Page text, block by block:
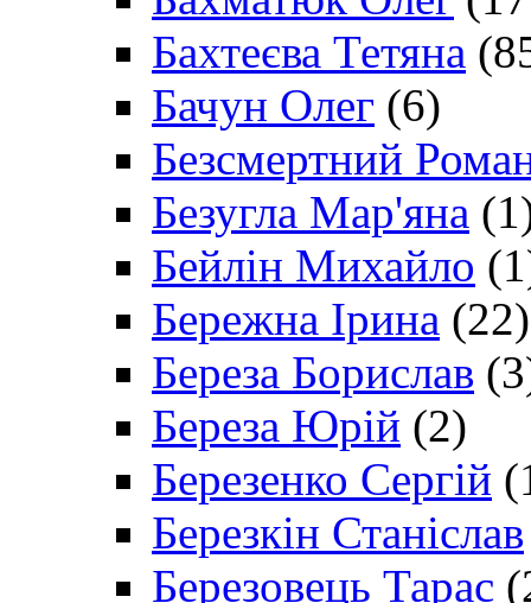
Бахтеєва Тетяна
Бачун Олег (6)
Безсмертний
Безугла Мар'яна
Бейлін Михайло
Бережна Ірина (22)
Береза Борислав
Береза Юрій (2)
Березенко Сергій
Березкін Станіслав
Березовець Тарас